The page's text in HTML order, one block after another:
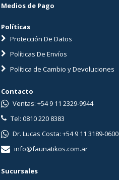
Medios de Pago
Políticas
Protección De Datos
Políticas De Envíos
Política de Cambio y Devoluciones
Contacto
Ventas: +54 9 11 2329-9944
Tel: 0810 220 8383
Dr. Lucas Costa: +54 9 11 3189-0600
info@faunatikos.com.ar
Sucursales